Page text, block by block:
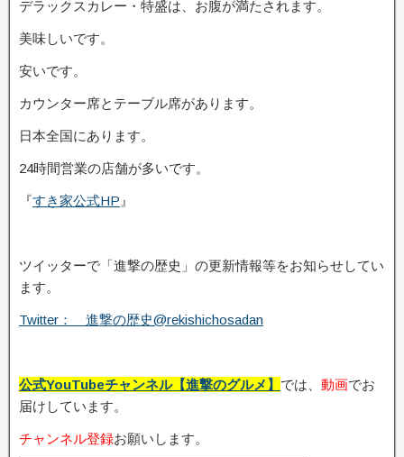
デラックスカレー・特盛は、お腹が満たされます。
美味しいです。
安いです。
カウンター席とテーブル席があります。
日本全国にあります。
24時間営業の店舗が多いです。
『すき家公式HP 』
ツイッターで「進撃の歴史」の更新情報等をお知らせしてい
ます。
Twitter： 進撃の歴史@rekishichosadan
公式YouTubeチャンネル【進撃のグルメ】 では、 動画でお
届けしています。
チャンネル登録お願いします。